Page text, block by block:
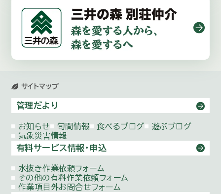
サイトマップ
管理だより
お知らせ 旬間情報 食べるブログ
遊ぶブログ
気象災害情報
有料サービス情報・申込
水抜き作業依頼フォーム
その他の有料作業依頼フォーム
作業項目外お問合せフォーム